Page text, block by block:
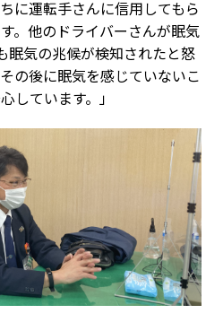
に運転手さんに信用してもら
。他のドライバーさんが眠気
眠気の兆候が検知されたと怒
の後に眠気を感じていないこ
しています。」